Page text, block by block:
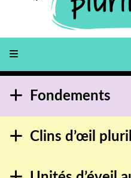
Fondements
Clins d’œil